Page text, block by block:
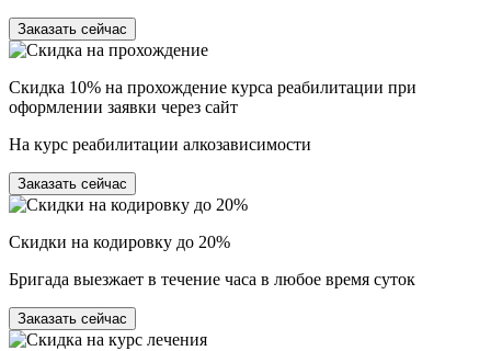
Заказать сейчас
Скидка 10% на прохождение курса реабилитации при
оформлении заявки через сайт
На курс реабилитации алкозависимости
Заказать сейчас
Скидки на кодировку до 20%
Бригада выезжает в течение часа в любое время суток
Заказать сейчас